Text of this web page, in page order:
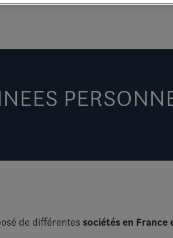
de différentes sociétés en France